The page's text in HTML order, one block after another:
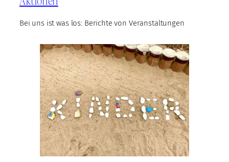
Bei uns ist was los: Berichte von Veranstaltungen